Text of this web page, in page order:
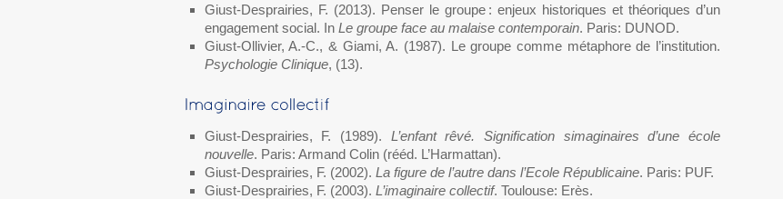
Giust-Desprairies, F. (2013). Penser le groupe : enjeux historiques et théoriques d’un
engagement social. In Le groupe face au malaise contemporain. Paris: DUNOD.
Giust-Ollivier, A.-C., & Giami, A. (1987). Le groupe comme métaphore de l’institution.
Psychologie Clinique, (13).
Giust-Desprairies, F. (1989). L’enfant rêvé. Signification simaginaires d’une école
nouvelle. Paris: Armand Colin (rééd. L’Harmattan).
Giust-Desprairies, F. (2002). La figure de l’autre dans l’Ecole Républicaine. Paris: PUF.
Giust-Desprairies, F. (2003). L’imaginaire collectif. Toulouse: Erès.